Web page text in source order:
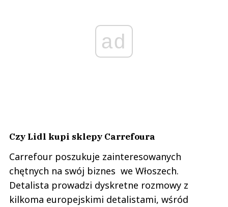
ad
Czy Lidl kupi sklepy Carrefoura
Carrefour poszukuje zainteresowanych
chętnych na swój biznes we Włoszech.
Detalista prowadzi dyskretne rozmowy z
kilkoma europejskimi detalistami, wśród